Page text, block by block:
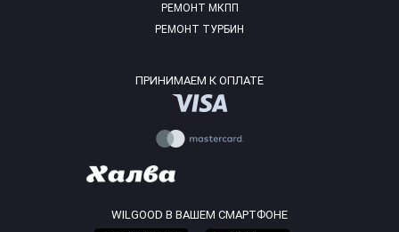
РЕМОНТ МКПП
РЕМОНТ ТУРБИН
ПРИНИМАЕМ К ОПЛАТЕ
WILGOOD В ВАШЕМ СМАРТФОНЕ